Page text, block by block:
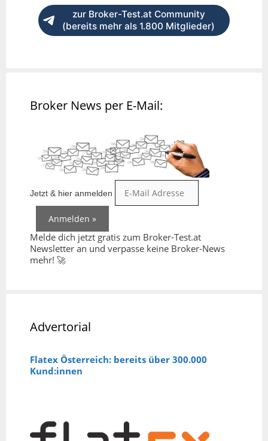
zur Broker-Test.at Community
(bereits mehr als 1.800 Mitglieder)
Broker News per E-Mail:
Jetzt & hier anmelden
Melde dich jetzt gratis zum Broker-Test.at
Newsletter an und verpasse keine Broker-News
mehr! 🚀
Advertorial
Flatex Österreich: bereits über 300.000
Kund:innen